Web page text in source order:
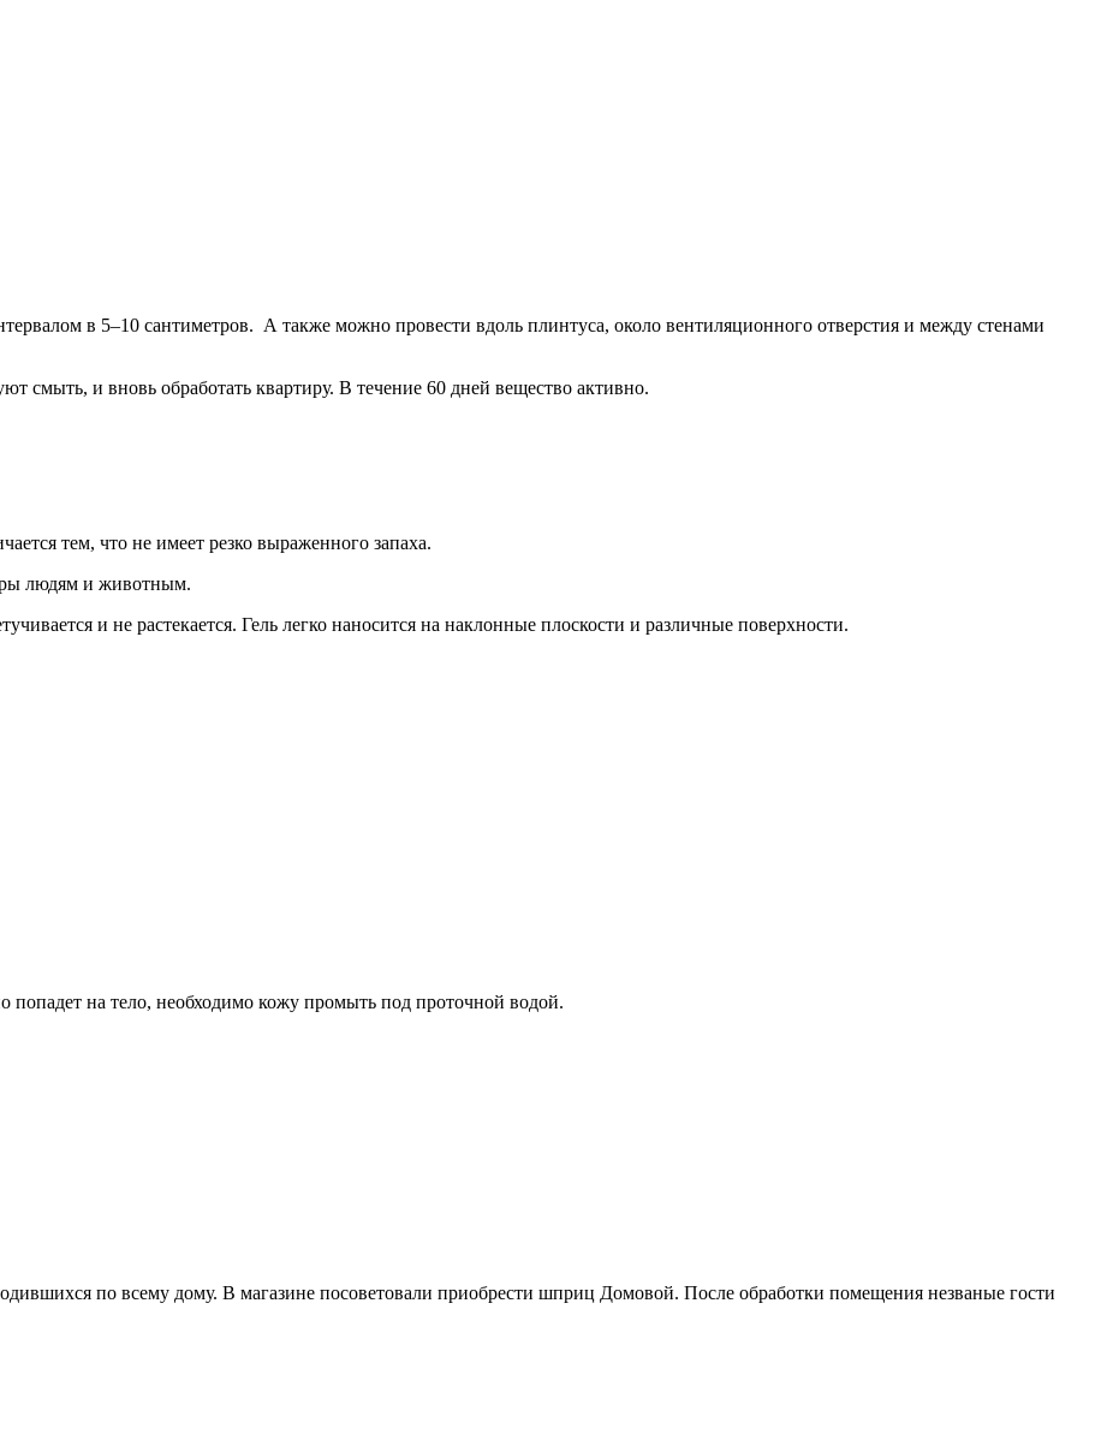
в 5–10 сантиметров. А также можно провести вдоль плинтуса, около вентиляционного отверстия и между стенами
смыть, и вновь обработать квартиру. В течение 60 дней вещество активно.
тем, что не имеет резко выраженного запаха.
людям и животным.
и не растекается. Гель легко наносится на наклонные плоскости и различные поверхности.
попадет на тело, необходимо кожу промыть под проточной водой.
по всему дому. В магазине посоветовали приобрести шприц Домовой. После обработки помещения незваные гости